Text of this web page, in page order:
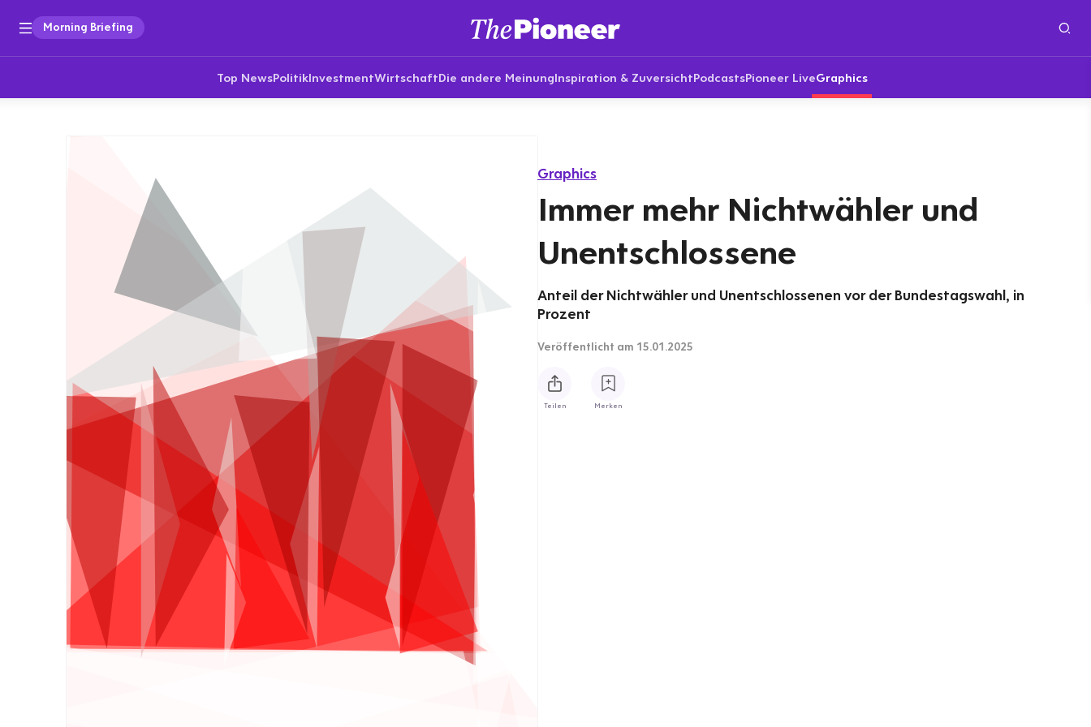
Morning Briefing
Top NewsPolitikInvestmentWirtschaftDie andere MeinungInspiration & ZuversichtPodcastsPioneer LiveGraphics
Graphics
Immer mehr Nichtwähler und
Unentschlossene
Anteil der Nichtwähler und Unentschlossenen vor der Bundestagswahl, in
Prozent
Veröffentlicht am 15.01.2025
Teilen Merken